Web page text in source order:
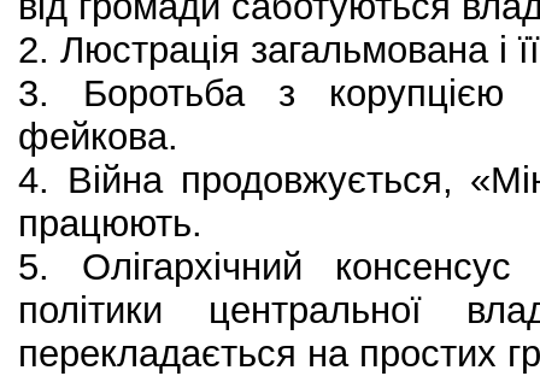
2. Люстрація загальмована і
3. Боротьба з корупцією
фейкова.
4. Війна продовжується,
працюють.
5. Олігархічний
політики центральної
перекладається на простих